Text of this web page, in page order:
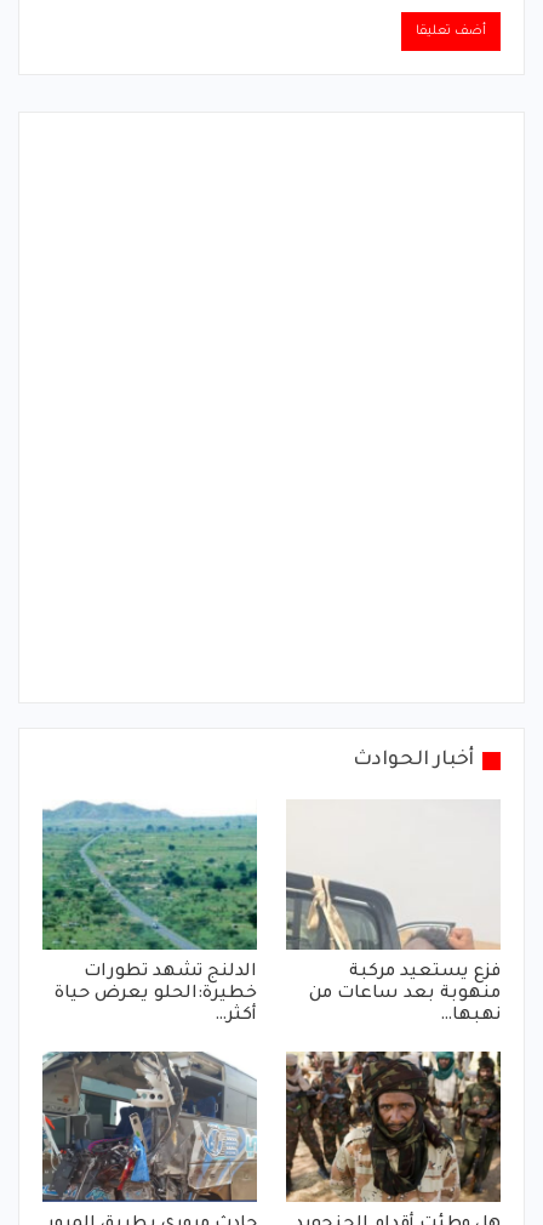
أخبار الحوادث
فزع يستعيد مركبة
منهوبة بعد ساعات من
نهبها…
الدلنج تشهد تطورات
خطيرة:الحلو يعرض حياة
أكثر…